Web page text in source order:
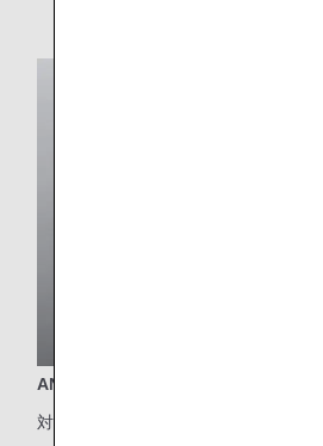
ANA自慢のシェフの技が結集したビジ
対象クラス：ビジネスクラス